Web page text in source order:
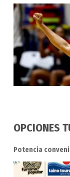
OPCIONES
Potencia